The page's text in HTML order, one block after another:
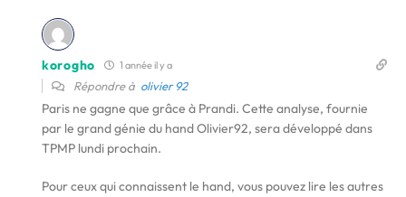
korogho 1 année il y a
Répondre à olivier 92
Paris ne gagne que grâce à Prandi. Cette analyse, fournie
par le grand génie du hand Olivier92, sera développé dans
TPMP lundi prochain.
Pour ceux qui connaissent le hand, vous pouvez lire les autres